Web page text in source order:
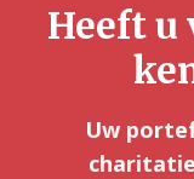
Heeft
Uw